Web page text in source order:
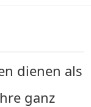
dienen als
ganz